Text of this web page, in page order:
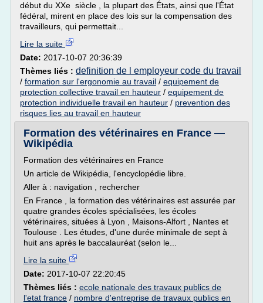
début du XXe siècle , la plupart des États, ainsi que l'État
fédéral, mirent en place des lois sur la compensation des
travailleurs, qui permettait...
Lire la suite
Date: 2017-10-07 20:36:39
Thèmes liés : definition de l employeur code du travail
/ formation sur l'ergonomie au travail / equipement de
protection collective travail en hauteur / equipement de
protection individuelle travail en hauteur / prevention des
risques lies au travail en hauteur
Formation des vétérinaires en France —
Wikipédia
Formation des vétérinaires en France
Un article de Wikipédia, l'encyclopédie libre.
Aller à : navigation , rechercher
En France , la formation des vétérinaires est assurée par
quatre grandes écoles spécialisées, les écoles
vétérinaires, situées à Lyon , Maisons-Alfort , Nantes et
Toulouse . Les études, d'une durée minimale de sept à
huit ans après le baccalauréat (selon le...
Lire la suite
Date: 2017-10-07 22:20:45
Thèmes liés : ecole nationale des travaux publics de
l'etat france / nombre d'entreprise de travaux publics en